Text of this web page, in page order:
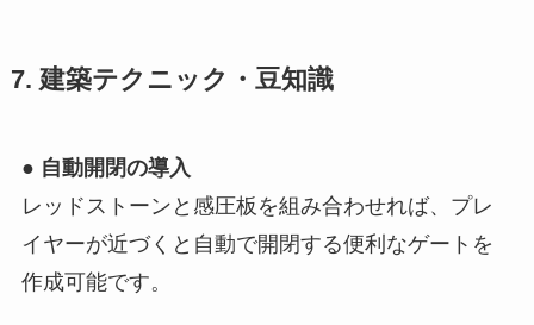
7. 建築テクニック・豆知識
● 自動開閉の導入
レッドストーンと感圧板を組み合わせれば、プレ
イヤーが近づくと自動で開閉する便利なゲートを
作成可能です。